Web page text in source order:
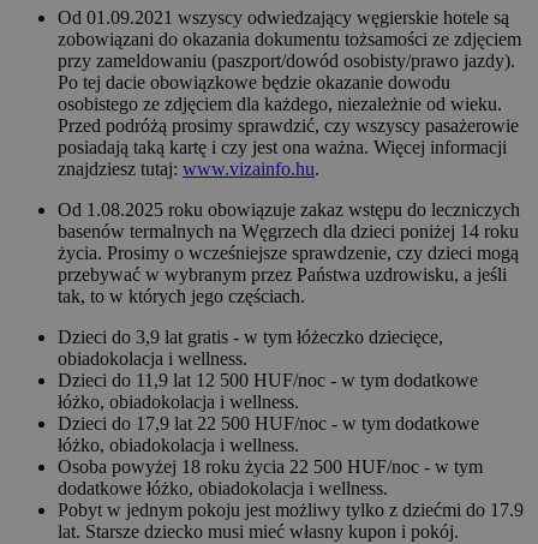
Od 01.09.2021 wszyscy odwiedzający węgierskie hotele są
zobowiązani do okazania dokumentu tożsamości ze zdjęciem
przy zameldowaniu (paszport/dowód osobisty/prawo jazdy).
Po tej dacie obowiązkowe będzie okazanie dowodu
osobistego ze zdjęciem dla każdego, niezależnie od wieku.
Przed podróżą prosimy sprawdzić, czy wszyscy pasażerowie
posiadają taką kartę i czy jest ona ważna. Więcej informacji
znajdziesz tutaj: www.vizainfo.hu.
Od 1.08.2025 roku obowiązuje zakaz wstępu do leczniczych
basenów termalnych na Węgrzech dla dzieci poniżej 14 roku
życia. Prosimy o wcześniejsze sprawdzenie, czy dzieci mogą
przebywać w wybranym przez Państwa uzdrowisku, a jeśli
tak, to w których jego częściach.
Dzieci do 3,9 lat gratis - w tym łóżeczko dziecięce,
obiadokolacja i wellness.
Dzieci do 11,9 lat 12 500 HUF/noc - w tym dodatkowe
łóżko, obiadokolacja i wellness.
Dzieci do 17,9 lat 22 500 HUF/noc - w tym dodatkowe
łóżko, obiadokolacja i wellness.
Osoba powyżej 18 roku życia 22 500 HUF/noc - w tym
dodatkowe łóżko, obiadokolacja i wellness.
Pobyt w jednym pokoju jest możliwy tylko z dziećmi do 17.9
lat. Starsze dziecko musi mieć własny kupon i pokój.